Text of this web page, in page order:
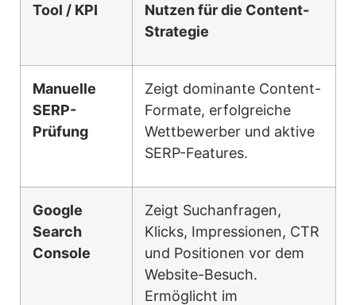
Tool / KPI
Nutzen für die Content-
Strategie
Manuelle
SERP-
Prüfung
Zeigt dominante Content-
Formate, erfolgreiche
Wettbewerber und aktive
SERP-Features.
Google
Search
Console
Zeigt Suchanfragen,
Klicks, Impressionen, CTR
und Positionen vor dem
Website-Besuch.
Ermöglicht im